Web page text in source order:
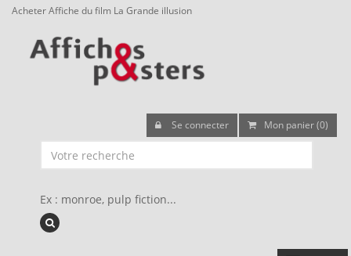
Acheter Affiche du film La Grande illusion
Se connecter Mon panier (0)
Ex : monroe, pulp fiction...